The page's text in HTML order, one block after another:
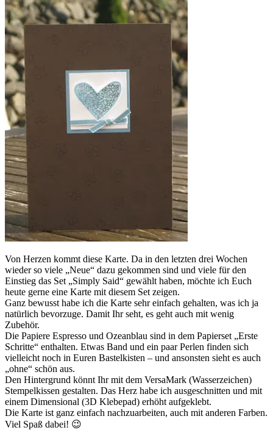
Von Herzen kommt diese Karte. Da in den letzten drei Wochen
wieder so viele „Neue“ dazu gekommen sind und viele für den
Einstieg das Set „Simply Said“ gewählt haben, möchte ich Euch
heute gerne eine Karte mit diesem Set zeigen.
Ganz bewusst habe ich die Karte sehr einfach gehalten, was ich ja
natürlich bevorzuge. Damit Ihr seht, es geht auch mit wenig
Zubehör.
Die Papiere Espresso und Ozeanblau sind in dem Papierset „Erste
Schritte“ enthalten. Etwas Band und ein paar Perlen finden sich
vielleicht noch in Euren Bastelkisten – und ansonsten sieht es auch
„ohne“ schön aus.
Den Hintergrund könnt Ihr mit dem VersaMark (Wasserzeichen)
Stempelkissen gestalten. Das Herz habe ich ausgeschnitten und mit
einem Dimensional (3D Klebepad) erhöht aufgeklebt.
Die Karte ist ganz einfach nachzuarbeiten, auch mit anderen Farben.
Viel Spaß dabei! 😉